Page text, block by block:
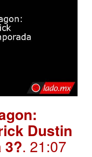
Dustin
3?. 21:07